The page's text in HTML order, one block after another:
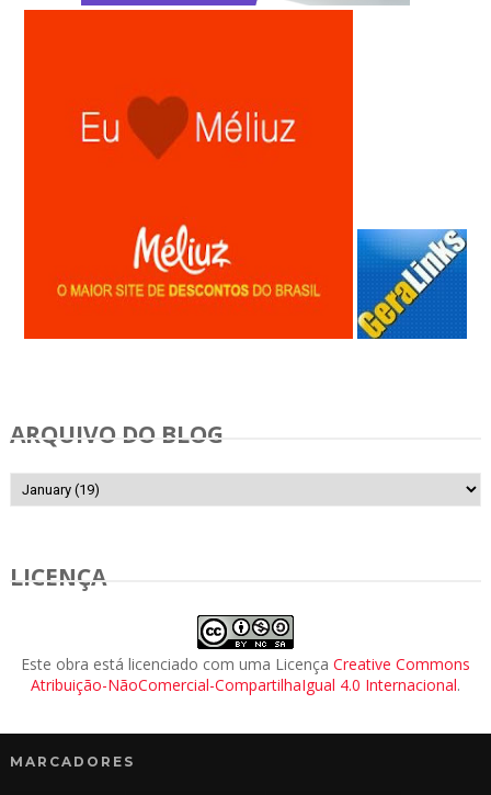
ARQUIVO DO BLOG
LICENÇA
Este obra está licenciado com uma Licença Creative Commons
Atribuição-NãoComercial-CompartilhaIgual 4.0 Internacional.
MARCADORES